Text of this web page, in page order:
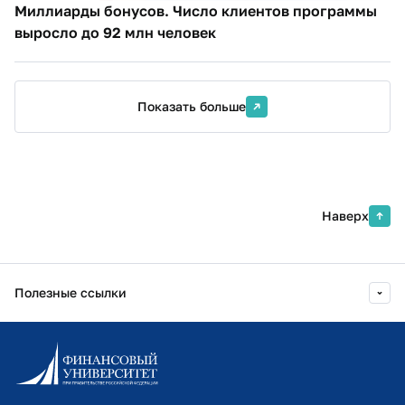
Миллиарды бонусов. Число клиентов программы
выросло до 92 млн человек
Показать больше
Наверх
Полезные ссылки
Информационно-образовательный портал
Личный кабинет поступающего